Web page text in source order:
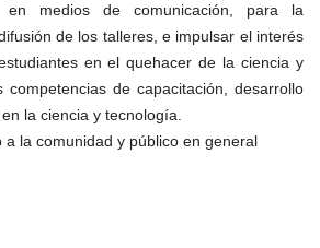
en medios de comunicación, para la
de los talleres, e impulsar el interés
en el quehacer de la ciencia y
competencias de capacitación, desarrollo
la ciencia y tecnología.
a la comunidad y público en general